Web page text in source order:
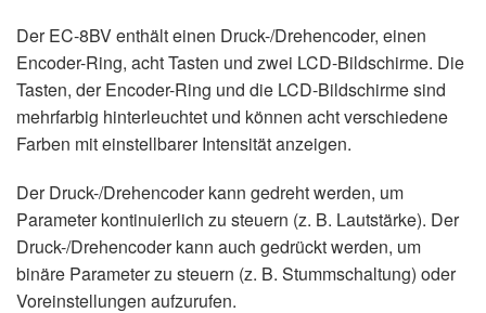
Der EC-8BV enthält einen Druck-/Drehencoder, einen
Encoder-Ring, acht Tasten und zwei LCD-Bildschirme. Die
Tasten, der Encoder-Ring und die LCD-Bildschirme sind
mehrfarbig hinterleuchtet und können acht verschiedene
Farben mit einstellbarer Intensität anzeigen.
Der Druck-/Drehencoder kann gedreht werden, um
Parameter kontinuierlich zu steuern (z. B. Lautstärke). Der
Druck-/Drehencoder kann auch gedrückt werden, um
binäre Parameter zu steuern (z. B. Stummschaltung) oder
Voreinstellungen aufzurufen.